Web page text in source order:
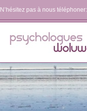
N’hésitez pas à nous téléphoner: